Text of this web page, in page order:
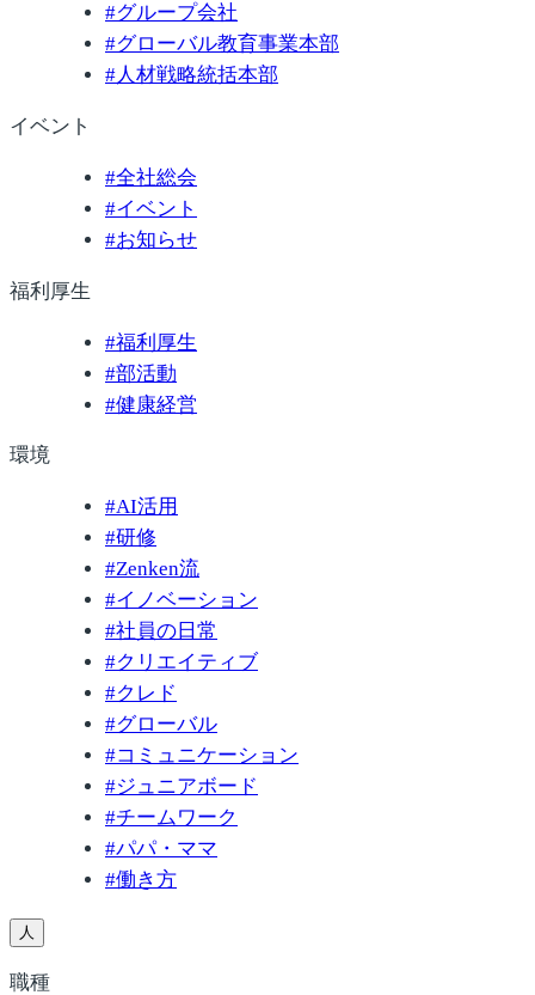
#グループ会社
#グローバル教育事業本部
#人材戦略統括本部
イベント
#全社総会
#イベント
#お知らせ
福利厚生
#福利厚生
#部活動
#健康経営
環境
#AI活用
#研修
#Zenken流
#イノベーション
#社員の日常
#クリエイティブ
#クレド
#グローバル
#コミュニケーション
#ジュニアボード
#チームワーク
#パパ・ママ
#働き方
人
職種